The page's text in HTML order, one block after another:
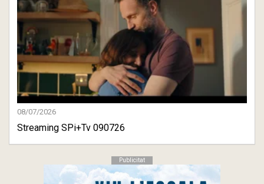
08/07/2026
Streaming SPi+Tv 090726
Publicitat